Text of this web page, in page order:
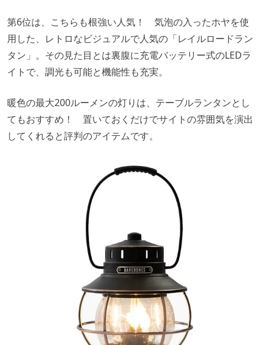
第6位は、こちらも根強い人気！ 気泡の入ったホヤを使
用した、レトロなビジュアルで人気の「レイルロードラン
タン」。その見た目とは裏腹に充電バッテリー式のLEDラ
イトで、調光も可能と機能性も充実。
暖色の最大200ルーメンの灯りは、テーブルランタンとし
てもおすすめ！ 置いておくだけでサイトの雰囲気を演出
してくれると評判のアイテムです。